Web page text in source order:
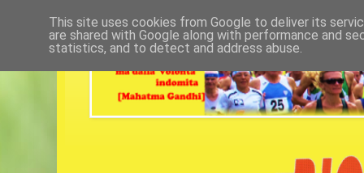
This site uses cookies from Google to deliver its
are shared with Google along with performance and
statistics, and to detect and address abuse.